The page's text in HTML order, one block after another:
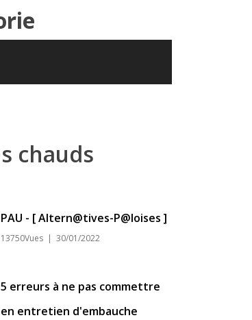
chauds
PAU - [ Altern@tives-P@loises ]
13750Vues | 30/01/2022
5 erreurs à ne pas commettre
en entretien d'embauche